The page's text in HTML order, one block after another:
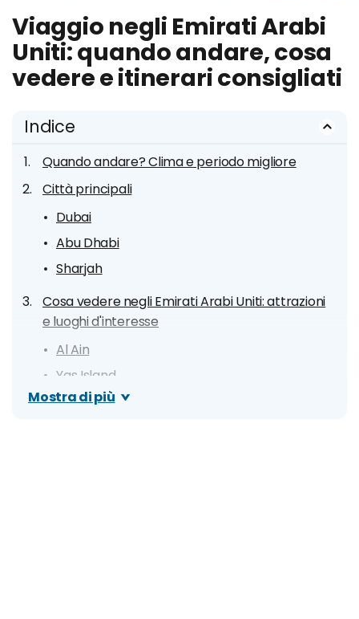
Viaggio negli Emirati Arabi
Uniti: quando andare, cosa
vedere e itinerari consigliati
Indice
Quando andare? Clima e periodo migliore
Città principali
Dubai
Abu Dhabi
Sharjah
Cosa vedere negli Emirati Arabi Uniti: attrazioni
e luoghi d'interesse
Al Ain
Yas Island
Deserto Rub Al Khali
Mostra di più